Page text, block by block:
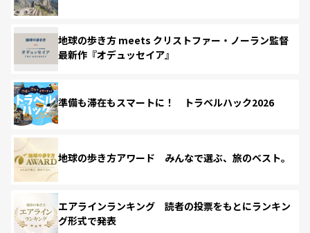
地球の歩き方 meets クリストファー・ノーラン監督
最新作『オデュッセイア』
準備も滞在もスマートに！ トラベルハック2026
地球の歩き方アワード みんなで選ぶ、旅のベスト。
エアラインランキング 読者の投票をもとにランキン
グ形式で発表